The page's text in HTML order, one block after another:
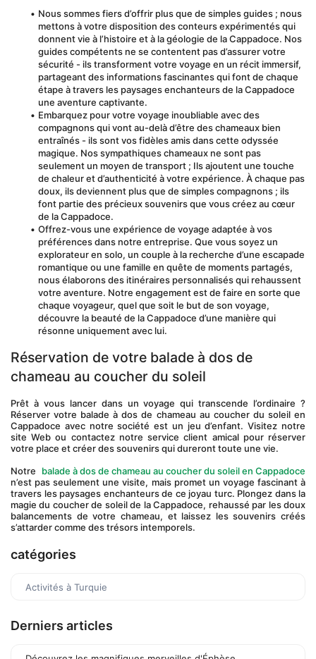
Nous sommes fiers d’offrir plus que de simples guides ; nous
mettons à votre disposition des conteurs expérimentés qui
donnent vie à l’histoire et à la géologie de la Cappadoce. Nos
guides compétents ne se contentent pas d’assurer votre
sécurité - ils transforment votre voyage en un récit immersif,
partageant des informations fascinantes qui font de chaque
étape à travers les paysages enchanteurs de la Cappadoce
une aventure captivante.
Embarquez pour votre voyage inoubliable avec des
compagnons qui vont au-delà d’être des chameaux bien
entraînés - ils sont vos fidèles amis dans cette odyssée
magique. Nos sympathiques chameaux ne sont pas
seulement un moyen de transport ; Ils ajoutent une touche
de chaleur et d’authenticité à votre expérience. À chaque pas
doux, ils deviennent plus que de simples compagnons ; ils
font partie des précieux souvenirs que vous créez au cœur
de la Cappadoce.
Offrez-vous une expérience de voyage adaptée à vos
préférences dans notre entreprise. Que vous soyez un
explorateur en solo, un couple à la recherche d’une escapade
romantique ou une famille en quête de moments partagés,
nous élaborons des itinéraires personnalisés qui rehaussent
votre aventure. Notre engagement est de faire en sorte que
chaque voyageur, quel que soit le but de son voyage,
découvre la beauté de la Cappadoce d’une manière qui
résonne uniquement avec lui.
Réservation de votre balade à dos de
chameau au coucher du soleil
Prêt à vous lancer dans un voyage qui transcende l’ordinaire ?
Réserver votre balade à dos de chameau au coucher du soleil en
Cappadoce avec notre société est un jeu d’enfant. Visitez notre
site Web ou contactez notre service client amical pour réserver
votre place et créer des souvenirs qui dureront toute une vie.
Notre balade à dos de chameau au coucher du soleil en Cappadoce
n’est pas seulement une visite, mais promet un voyage fascinant à
travers les paysages enchanteurs de ce joyau turc. Plongez dans la
magie du coucher de soleil de la Cappadoce, rehaussé par les doux
balancements de votre chameau, et laissez les souvenirs créés
s’attarder comme des trésors intemporels.
catégories
Activités à Turquie
Derniers articles